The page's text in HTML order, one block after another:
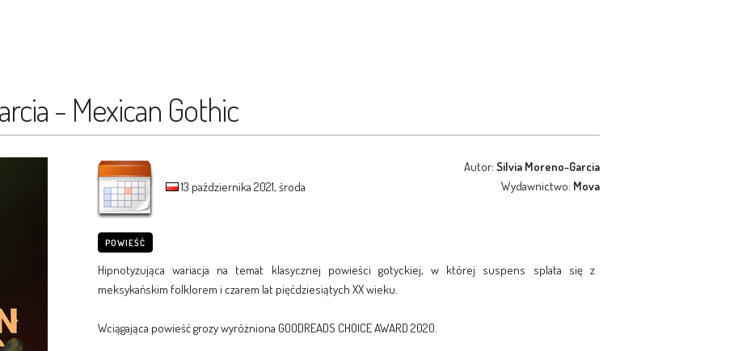
- Mexican Gothic
13 października 2021, środa
Autor: Silvia Moreno-Garcia
Wydawnictwo: Mova
POWIEŚĆ
Hipnotyzująca wariacja na temat klasycznej powieści gotyckiej, w której suspens splata się z
meksykańskim folklorem i czarem lat pięćdziesiątych XX wieku.
Wciągająca powieść grozy wyróżniona GOODREADS CHOICE AWARD 2020.